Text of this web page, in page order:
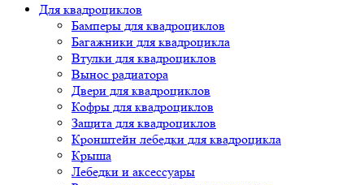
Для квадроциклов
Бамперы для квадроциклов
Багажники для квадроцикла
Втулки для квадроциклов
Вынос радиатора
Двери для квадроциклов
Кофры для квадроциклов
Защита для квадроциклов
Кронштейн лебедки для квадроцикла
Крыша
Лебедки и аксессуары